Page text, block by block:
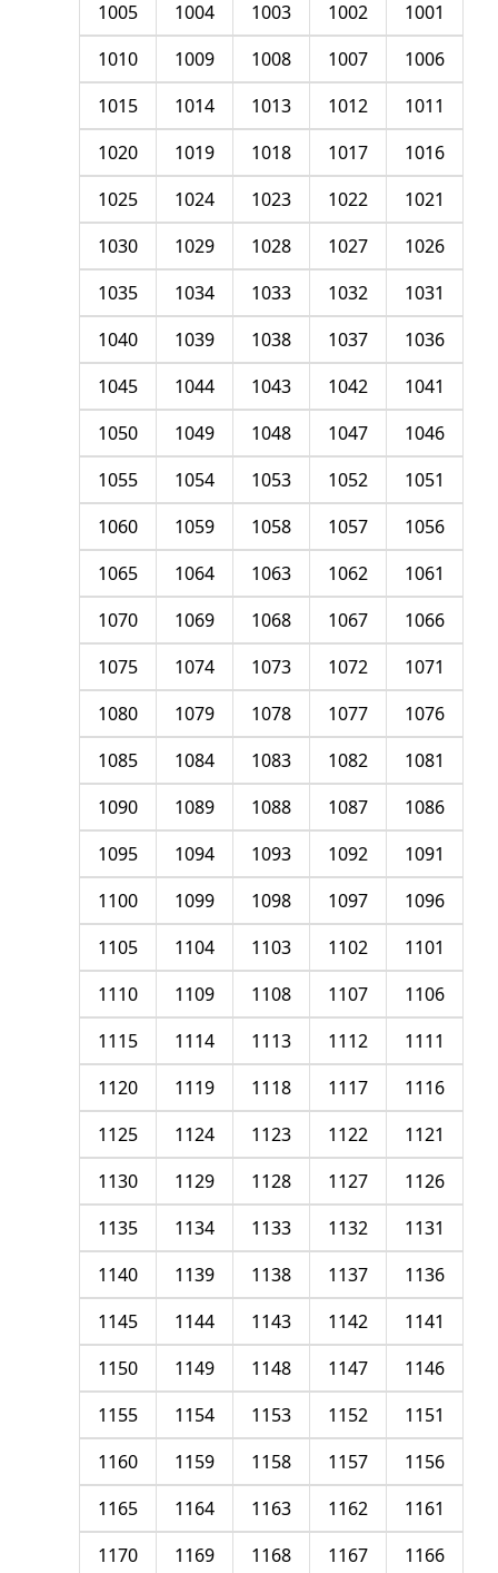
1001
1002
1003
1004
1005
1006
1007
1008
1009
1010
1011
1012
1013
1014
1015
1016
1017
1018
1019
1020
1021
1022
1023
1024
1025
1026
1027
1028
1029
1030
1031
1032
1033
1034
1035
1036
1037
1038
1039
1040
1041
1042
1043
1044
1045
1046
1047
1048
1049
1050
1051
1052
1053
1054
1055
1056
1057
1058
1059
1060
1061
1062
1063
1064
1065
1066
1067
1068
1069
1070
1071
1072
1073
1074
1075
1076
1077
1078
1079
1080
1081
1082
1083
1084
1085
1086
1087
1088
1089
1090
1091
1092
1093
1094
1095
1096
1097
1098
1099
1100
1101
1102
1103
1104
1105
1106
1107
1108
1109
1110
1111
1112
1113
1114
1115
1116
1117
1118
1119
1120
1121
1122
1123
1124
1125
1126
1127
1128
1129
1130
1131
1132
1133
1134
1135
1136
1137
1138
1139
1140
1141
1142
1143
1144
1145
1146
1147
1148
1149
1150
1151
1152
1153
1154
1155
1156
1157
1158
1159
1160
1161
1162
1163
1164
1165
1166
1167
1168
1169
1170